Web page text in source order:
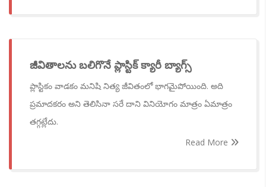
జీవితాలను బలిగొనే ప్లాస్టిక్ క్యారీ బ్యాగ్స్
ప్లాస్టికం వాడకం మనిషి నిత్య జీవితంలో భాగమైపోయింది. అది
ప్రమాదకరం అని తెలిసినా సరే దాని వినియోగం మాత్రం ఏమాత్రం
తగ్గట్లేదు.
Read More